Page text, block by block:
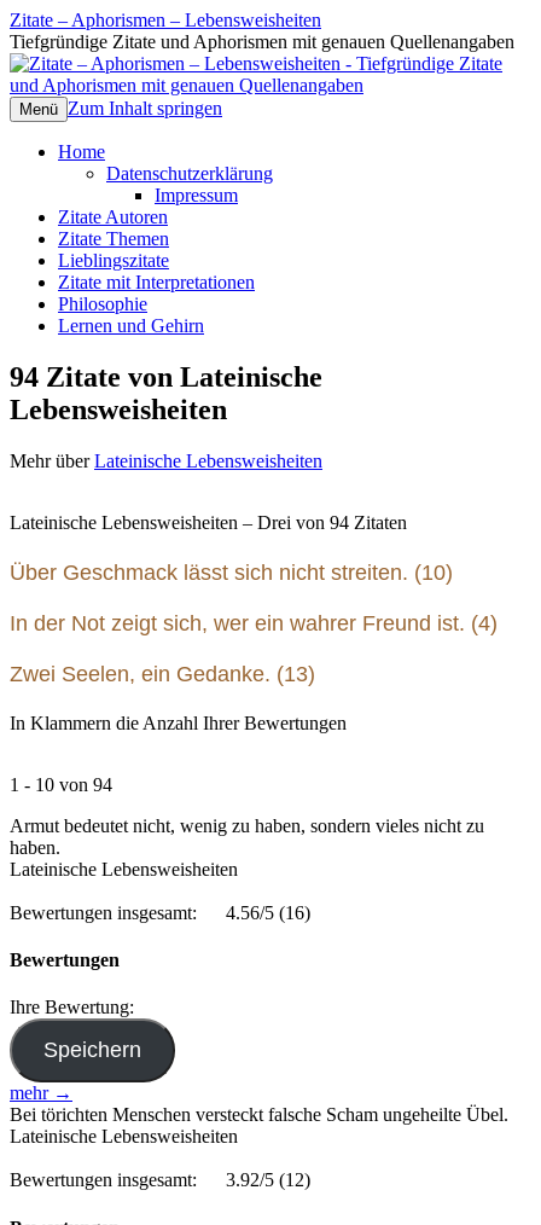
Zitate – Aphorismen – Lebensweisheiten
Tiefgründige Zitate und Aphorismen mit genauen Quellenangaben
Menü Zum Inhalt springen
Home
Datenschutzerklärung
Impressum
Zitate Autoren
Zitate Themen
Lieblingszitate
Zitate mit Interpretationen
Philosophie
Lernen und Gehirn
94 Zitate von Lateinische
Lebensweisheiten
Mehr überLateinische Lebensweisheiten
Lateinische Lebensweisheiten – Drei von 94 Zitaten
Über Geschmack lässt sich nicht streiten. (10)
In der Not zeigt sich, wer ein wahrer Freund ist. (4)
Zwei Seelen, ein Gedanke. (13)
In Klammern die Anzahl Ihrer Bewertungen
1 - 10 von 94
Armut bedeutet nicht, wenig zu haben, sondern vieles nicht zu
haben.
Lateinische Lebensweisheiten
Bewertungen insgesamt: 4.56/5 (16)
Bewertungen
Ihre Bewertung:
mehr →
Bei törichten Menschen versteckt falsche Scham ungeheilte Übel.
Lateinische Lebensweisheiten
Bewertungen insgesamt: 3.92/5 (12)